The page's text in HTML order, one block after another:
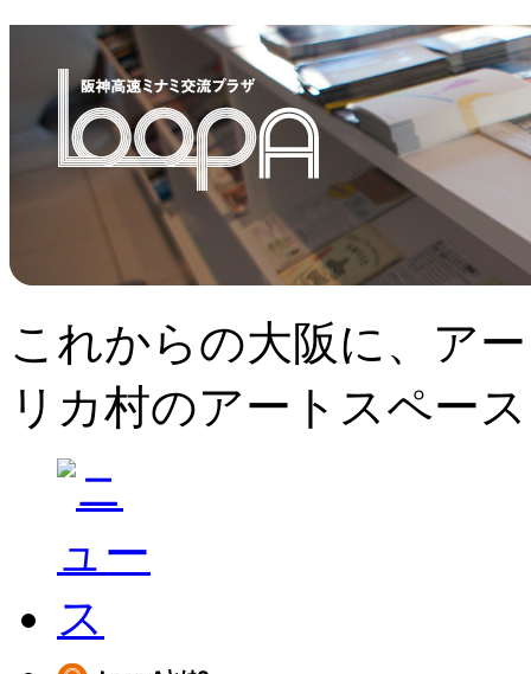
これからの大阪に、ア
リカ村のアートスペー